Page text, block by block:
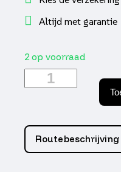
Altijd met garantie
2 op voorraad
Remblokset
Rms
aantal
Routebeschrijving